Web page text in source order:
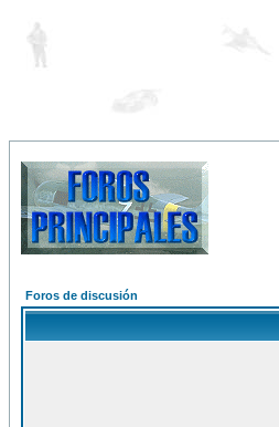
Foros de discusión